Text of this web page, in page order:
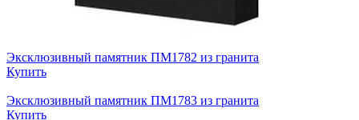
Эксклюзивный памятник ПМ1782 из гранита
Купить
Эксклюзивный памятник ПМ1783 из гранита
Купить